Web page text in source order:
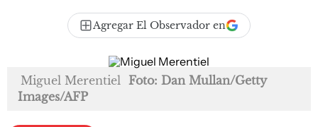
Agregar El Observador en
Miguel Merentiel Foto: Dan Mullan/Getty
Images/AFP